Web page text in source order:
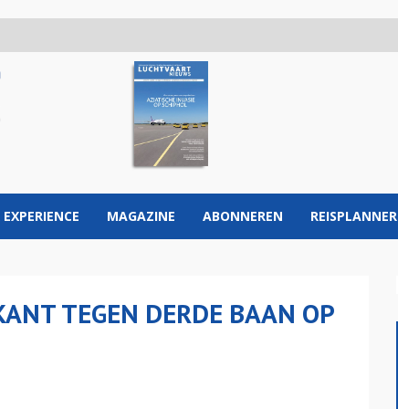
EXPERIENCE MAGAZINE ABONNEREN REISPLANNER
TEGEN DERDE BAAN OP